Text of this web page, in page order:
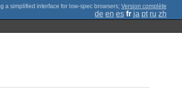
; Version complète
de en es fr ja pt ru zh